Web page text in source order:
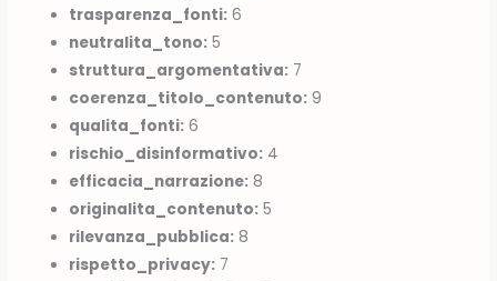
trasparenza_fonti: 6
neutralita_tono: 5
struttura_argomentativa: 7
coerenza_titolo_contenuto: 9
qualita_fonti: 6
rischio_disinformativo: 4
efficacia_narrazione: 8
originalita_contenuto: 5
rilevanza_pubblica: 8
rispetto_privacy: 7